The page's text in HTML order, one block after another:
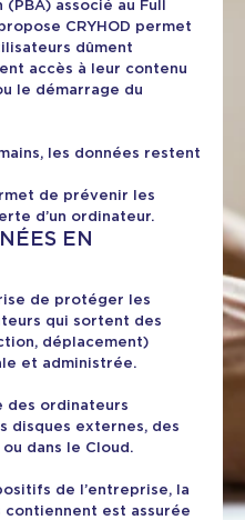
associé au Full
CRYHOD permet
dûment
accès à leur contenu
le démarrage du
les données restent
de prévenir les
d’un ordinateur.
EN
de protéger les
qui sortent des
déplacement)
et administrée.
des ordinateurs
disques externes, des
dans le Cloud.
de l’entreprise, la
contiennent est assurée